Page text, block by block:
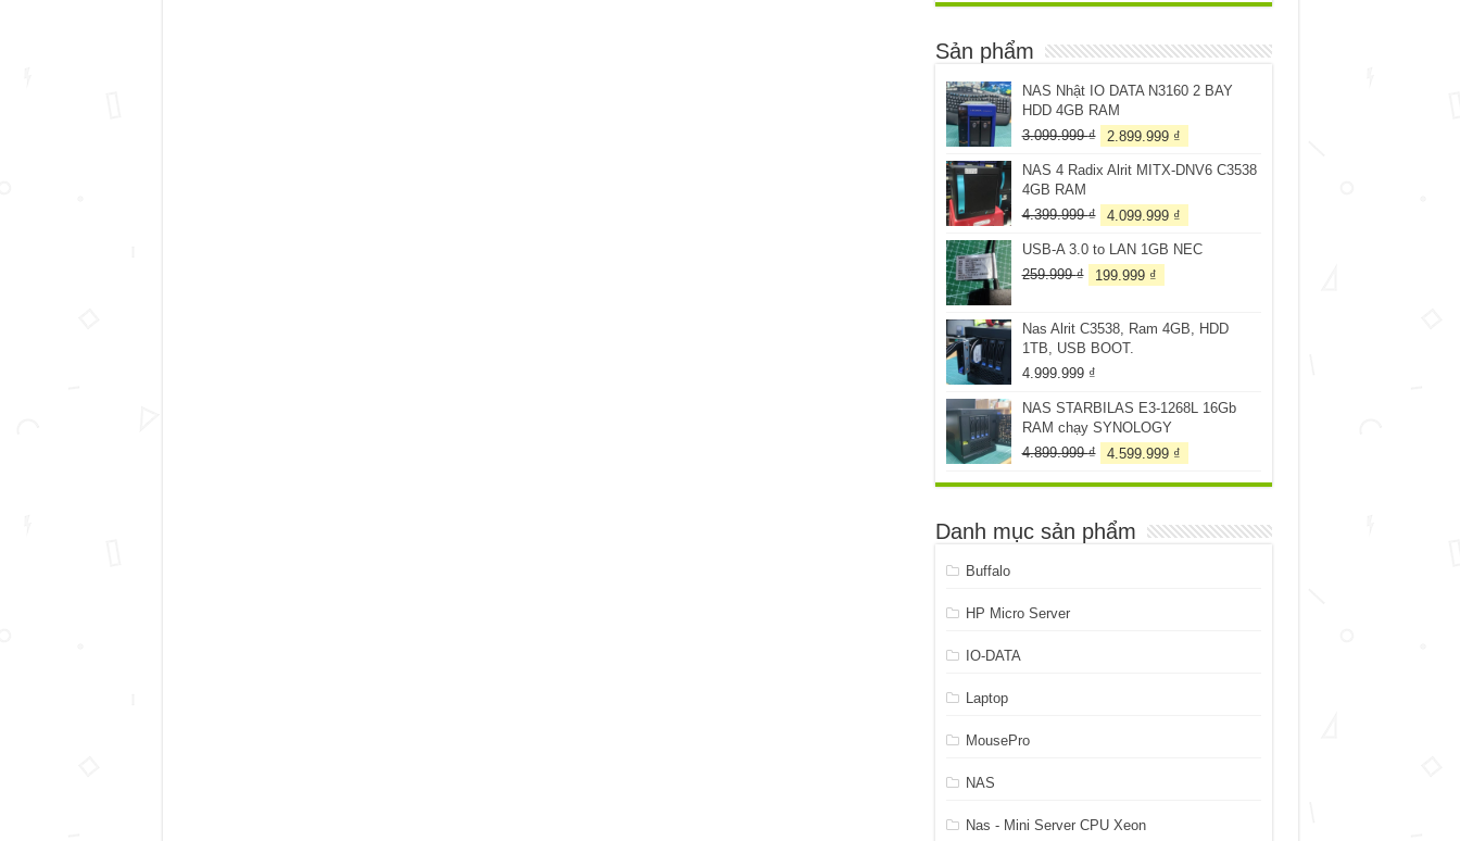
Sản phẩm
NAS Nhật IO DATA N3160 2 BAY
HDD 4GB RAM
3.099.999₫
Giá
là:
2.899.999 ₫
tại
NAS 4 Radix Alrit MITX-DNV6 C3538
4GB RAM
4.399.999₫
Giá
là:
4.399.999 ₫.
4.099.999 ₫
tại
USB-A 3.0 to LAN 1GB NEC
259.999₫
Giá
259.999 ₫.
199.999 ₫
là:
Nas Alrit C3538, Ram 4GB, HDD
1TB, USB BOOT.
4.999.999 ₫
NAS STARBILAS E3-1268L 16Gb
RAM chạy SYNOLOGY
4.899.999₫
Giá
là:
4.599.999 ₫
tại
4.599.999 ₫.
Danh mục sản phẩm
Buffalo
HP Micro Server
IO-DATA
Laptop
MousePro
NAS
Nas - Mini Server CPU Xeon